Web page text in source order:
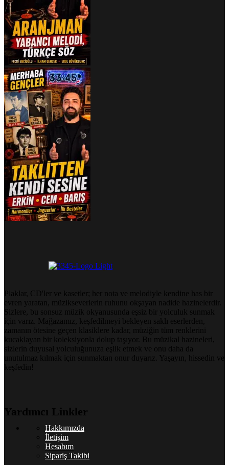
Plaklar, CD'ler ve kasetler; her nota ve melodiyle kendine has bir
evren yaratan, müzikseverlerin ruhunu okşayan nadide hazinelerdir.
Sizlere, bu sonsuz müzik okyanusunda eşsiz bir yolculuk sunmak
için varız. Mağazamız, keşfedilmeyi bekleyen saklı eserlerden,
zamanın ötesine geçen klasiklere kadar, müziğin tüm renklerini
kucaklayan bir koleksiyonla dolup taşıyor. Bu müzikal hazineleri,
sizlerin duyusal yolculuğunuza eşlik etmek ve onu daha da
unutulmaz kılmak için sunmaktan onur duyarız. Yaşayın, hissedin ve
keşfedin!
Yardımcı Linkler
Hakkımızda
İletişim
Hesabım
Sipariş Takibi